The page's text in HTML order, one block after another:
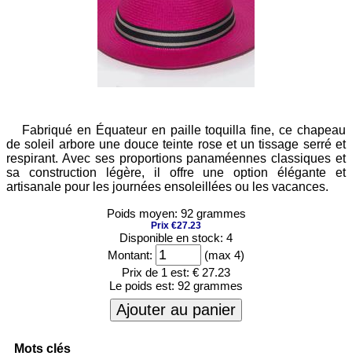
Fabriqué en Équateur en paille toquilla fine, ce chapeau
de soleil arbore une douce teinte rose et un tissage serré et
respirant. Avec ses proportions panaméennes classiques et
sa construction légère, il offre une option élégante et
artisanale pour les journées ensoleillées ou les vacances.
Poids moyen: 92 grammes
Prix €27.23
Disponible en stock: 4
Montant:
(max 4)
Prix de 1 est: € 27.23
Le poids est: 92 grammes
Ajouter au panier
Mots clés